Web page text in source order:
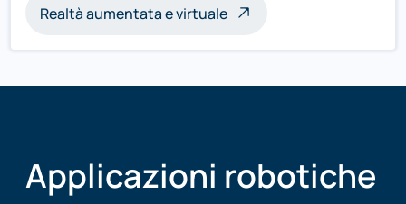
Realtà aumentata e virtuale
Applicazioni robotiche